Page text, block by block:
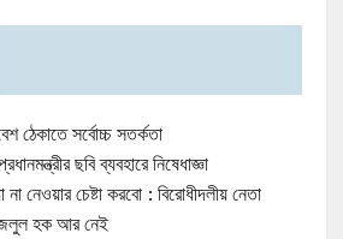
ঠেকাতে সর্বোচ্চ সতর্কতা
ছবি ব্যবহারে নিষেধাজ্ঞা
নেওয়ার চেষ্টা করবো : বিরোধীদলীয় নেতা
হক আর নেই